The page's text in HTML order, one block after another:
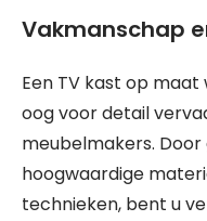
Vakmanschap
Een TV kast op
oog voor detail
meubelmakers.
hoogwaardige
technieken, bent u